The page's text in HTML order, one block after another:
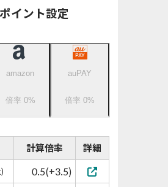
イント設定
amazon
倍率 0%
auPAY
倍率0%
計算倍率 詳細
0.5(+3.5)